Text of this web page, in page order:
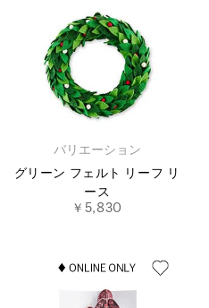
バリエーション
グリーン フェルト リーフ リ
ース
￥5,830